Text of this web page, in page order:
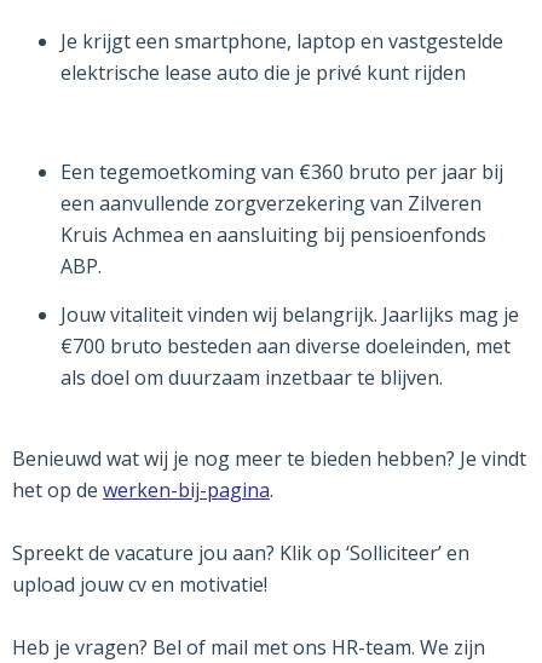
Je krijgt een smartphone, laptop en vastgestelde
elektrische lease auto die je privé kunt rijden
Een tegemoetkoming van €360 bruto per jaar bij
een aanvullende zorgverzekering van Zilveren
Kruis Achmea en aansluiting bij pensioenfonds
ABP.
Jouw vitaliteit vinden wij belangrijk. Jaarlijks mag je
€700 bruto besteden aan diverse doeleinden, met
als doel om duurzaam inzetbaar te blijven.
Benieuwd wat wij je nog meer te bieden hebben? Je vindt
het op de werken-bij-pagina.
Spreekt de vacature jou aan? Klik op ‘Solliciteer’ en
upload jouw cv en motivatie!
Heb je vragen? Bel of mail met ons HR-team. We zijn